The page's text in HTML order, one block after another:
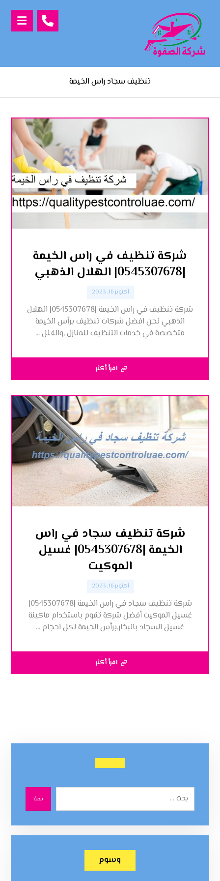
تنظيف سجاد راس الخيمة
شركة تنظيف في راس الخيمة
|0545307678| الهلال الذهبي
أكتوبر 16, 2023
شركة تنظيف في راس الخيمة |0545307678| الهلال
الذهبي نحن افضل شركات تنظيف برأس الخيمة
متخصصة في خدمات التنظيف للمنازل ,والفلل ...
اقرأ أكثر
شركة تنظيف سجاد في راس
الخيمة |0545307678| غسيل
الموكيت
أكتوبر 16, 2023
شركة تنظيف سجاد في راس الخيمة |0545307678|
غسيل الموكيت أفضل شركة تقوم باستخدام ماكينة
غسيل السجاد بالبخار,برأس الخيمة لكل احجام ...
اقرأ أكثر
بحث
وسوم